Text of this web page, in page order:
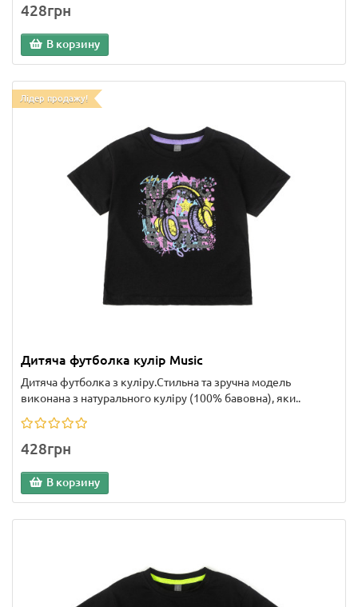
428грн
В корзину
Лідер продажу!
Дитяча футболка кулір Music
Дитяча футболка з куліру.Стильна та зручна модель
виконана з натурального куліру (100% бавовна), яки..
428грн
В корзину